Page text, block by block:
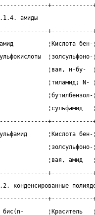
+------------
амиды
+------------
¦Кислота
¦вая, н-
¦тиламид;
+------------
¦вая, амид
+------------
конденсированные
+------------
бис(n-